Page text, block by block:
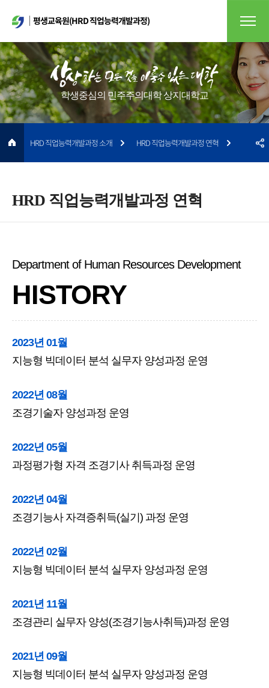
평생교육원(HRD 직업능력개발과정)
학생중심의 민주주의대학 상지대학교
HRD 직업능력개발과정 연혁
HRD 직업능력개발과정 소개 HRD 직업능력개발과정 연혁
Department of Human Resources Development
HISTORY
2023년 01월
지능형 빅데이터 분석 실무자 양성과정 운영
2022년 08월
조경기술자 양성과정 운영
2022년 05월
과정평가형 자격 조경기사 취득과정 운영
2022년 04월
조경기능사 자격증취득(실기) 과정 운영
2022년 02월
지능형 빅데이터 분석 실무자 양성과정 운영
2021년 11월
조경관리 실무자 양성(조경기능사취득)과정 운영
2021년 09월
지능형 빅데이터 분석 실무자 양성과정 운영